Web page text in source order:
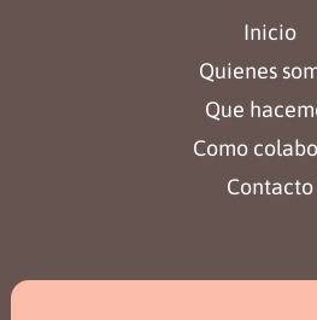
Inicio
Quienes
Que
Como
Contacto